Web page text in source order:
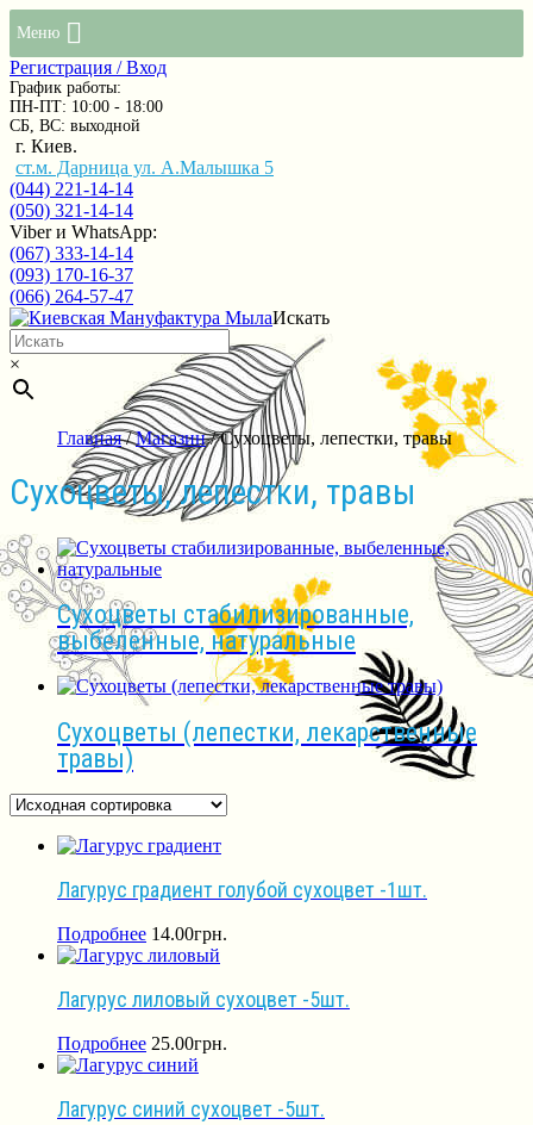
Меню
Регистрация / Вход
График работы:
ПН-ПТ: 10:00 - 18:00
СБ, ВС: выходной
г. Киев.
ст.м. Дарница ул. А.Малышка 5
(044) 221-14-14
(050) 321-14-14
Viber и WhatsApp:
(067) 333-14-14
(093) 170-16-37
(066) 264-57-47
Искать
×
Главная/Магазин/ Сухоцветы, лепестки, травы
Сухоцветы, лепестки, травы
Сухоцветы стабилизированные,
выбеленные, натуральные
Сухоцветы (лепестки, лекарственные
травы)
Лагурус градиент голубой сухоцвет -1шт.
Подробнее 14.00грн.
Лагурус лиловый сухоцвет -5шт.
Подробнее 25.00грн.
Лагурус синий сухоцвет -5шт.